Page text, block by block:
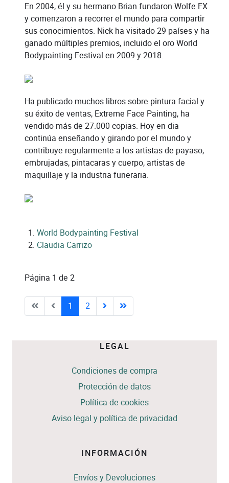
En 2004, él y su hermano Brian fundaron Wolfe FX
y comenzaron a recorrer el mundo para compartir
sus conocimientos. Nick ha visitado 29 países y ha
ganado múltiples premios, incluido el oro World
Bodypainting Festival en 2009 y 2018.
Ha publicado muchos libros sobre pintura facial y
su éxito de ventas, Extreme Face Painting, ha
vendido más de 27.000 copias. Hoy en dia
continúa enseñando y girando por el mundo y
contribuye regularmente a los artistas de payaso,
embrujadas, pintacaras y cuerpo, artistas de
maquillaje y la industria funeraria.
World Bodypainting Festival
Claudia Carrizo
Página 1 de 2
1 2
LEGAL
Condiciones de compra
Protección de datos
Política de cookies
Aviso legal y política de privacidad
INFORMACIÓN
Envíos y Devoluciones